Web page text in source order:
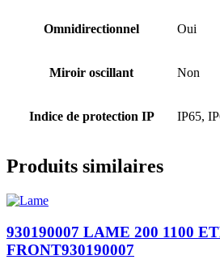
Omnidirectionnel Oui
Miroir oscillant Non
Indice de protection IP IP65,
Produits similaires
930190007 LAME 200 1100
FRONT930190007